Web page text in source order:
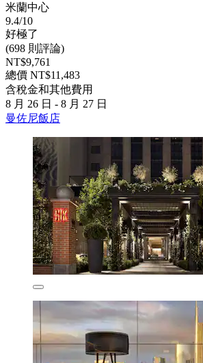
米蘭中心
9.4/10
好極了
(698 則評論)
NT$9,761
總價 NT$11,483
含稅金和其他費用
8 月 26 日 - 8 月 27 日
曼佐尼飯店